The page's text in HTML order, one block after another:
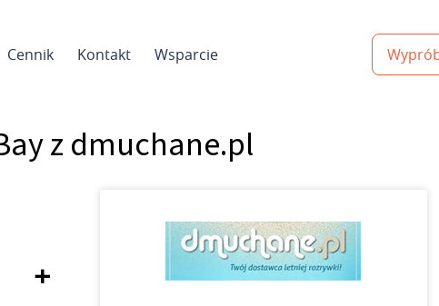
Cennik Kontakt Wsparcie
z dmuchane.pl
+